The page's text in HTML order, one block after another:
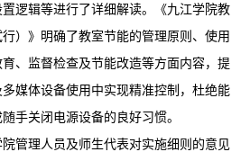
逻辑等进行了详细解读。《九江学院教
）》明确了教室节能的管理原则、使用
、监督检查及节能改造等方面内容，提
媒体设备使用中实现精准控制，杜绝能
手关闭电源设备的良好习惯。
管理人员及师生代表对实施细则的意见